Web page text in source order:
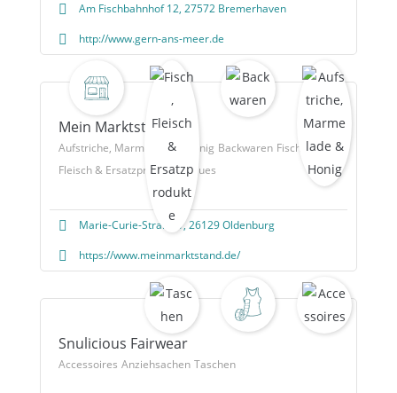
Am Fischbahnhof 12, 27572 Bremerhaven
http://www.gern-ans-meer.de
Mein Marktstand
Aufstriche, Marmelade & Honig Backwaren Fisch,
Fleisch & Ersatzprodukte Neues
Marie-Curie-Straße 1, 26129 Oldenburg
https://www.meinmarktstand.de/
Snulicious Fairwear
Accessoires Anziehsachen Taschen